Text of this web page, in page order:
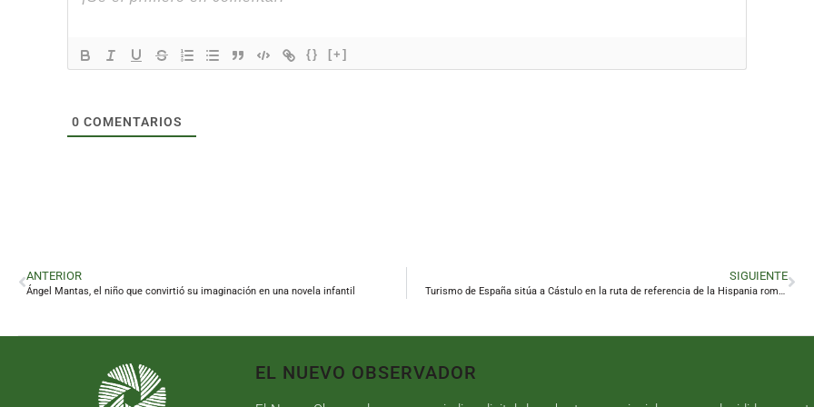
{} [+]
0 COMENTARIOS
ANTERIOR
Ángel Mantas, el niño que convirtió su imaginación en una novela infantil
SIGUIENTE
Turismo de España sitúa a Cástulo en la ruta de referencia de la Hispania romana
EL NUEVO OBSERVADOR